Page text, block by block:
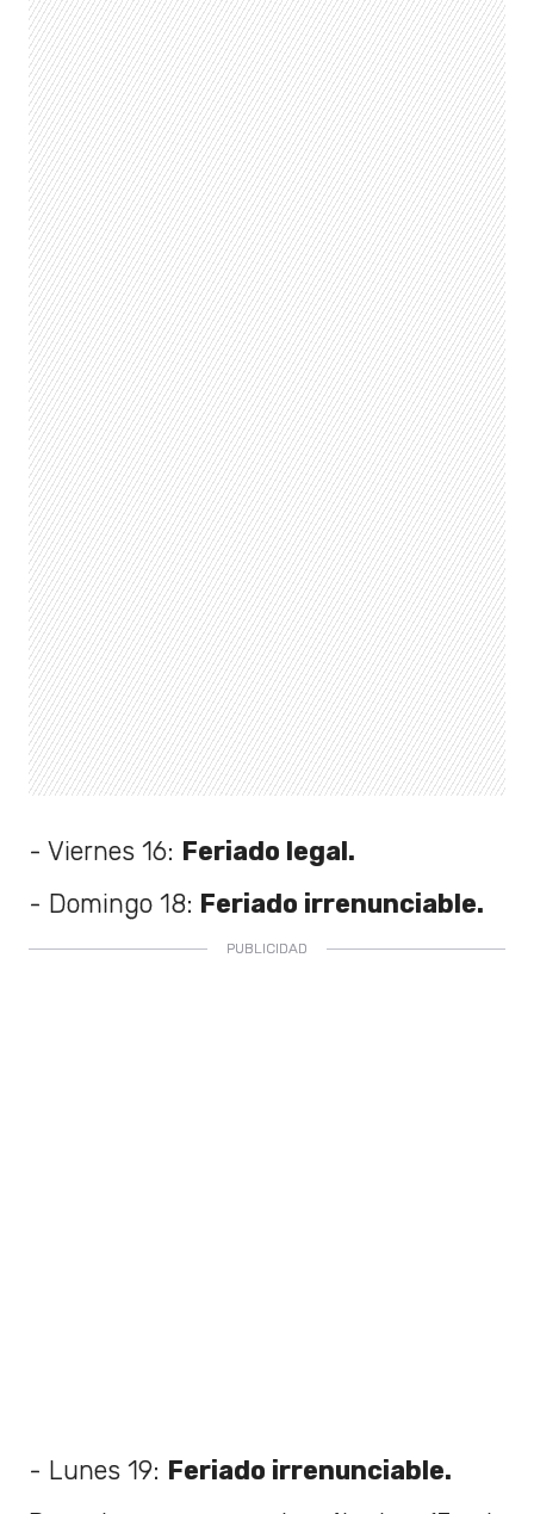
- Viernes 16: Feriado legal.
- Domingo 18: Feriado irrenunciable.
- Lunes 19: Feriado irrenunciable.